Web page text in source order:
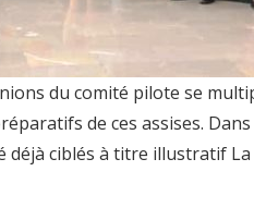
du comité pilote se
de ces assises.
déjà ciblés à titre illustratif